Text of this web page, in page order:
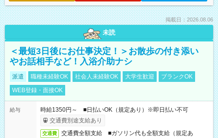
掲載日：2026.08.06
未読
＜最短3日後にお仕事決定！＞お散歩の付き添い
やお話相手など！入浴介助ナシ
派遣 職種未経験OK 社会人未経験OK 大学生歓迎
ブランクOK
WEB登録・面接OK
給与
時給1350円～ ■日払いOK（規定あり）※即日払い不可
交通費別途支給あり
交通費
交通費全額支給 ■ガソリン代も全額支給（規定あ